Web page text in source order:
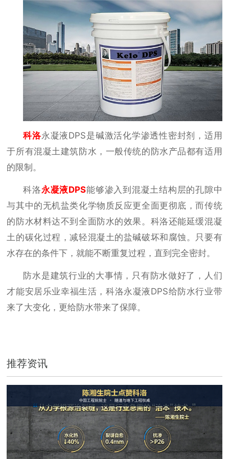
科洛永凝液DPS是碱激活化学渗透性密封剂，适用
于所有混凝土建筑防水，一般传统的防水产品都有适用
的限制。
科洛永凝液DPS能够渗入到混凝土结构层的孔隙中
与其中的无机盐类化学物质反应更全面更彻底，而传统
的防水材料达不到全面防水的效果。科洛还能延缓混凝
土的碳化过程，减轻混凝土的盐碱破坏和腐蚀。只要有
水存在的条件下，就能不断重复过程，直到完全密封。
防水是建筑行业的大事情，只有防水做好了，人们
才能安居乐业幸福生活，科洛永凝液DPS给防水行业带
来了大变化，更给防水带来了保障。
推荐资讯